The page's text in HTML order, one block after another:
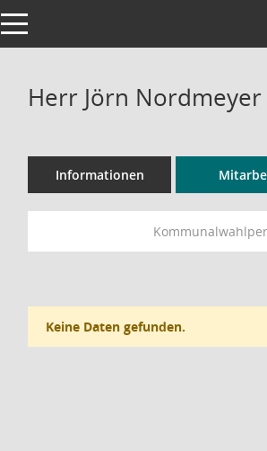
Toggle navigation
Herr Jörn Nordmeyer
Informationen
Keine Daten gefunden.